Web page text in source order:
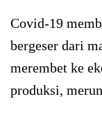
Covid-19
bergeser dari
merembet ke
produksi,